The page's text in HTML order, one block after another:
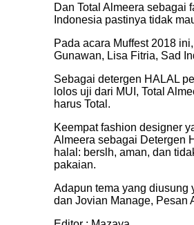
Dan Total Almeera sebagai
Indonesia pastinya tidak
Pada acara Muffest 2018
Gunawan, Lisa Fitria, Sad
Sebagai detergen HALAL
lolos uji dari MUI, Total
harus Total.
Keempat fashion designer
Almeera sebagai Detergen
halal: berslh, aman, dan
pakaian.
Adapun tema yang diusung
dan Jovian Manage, Pesan